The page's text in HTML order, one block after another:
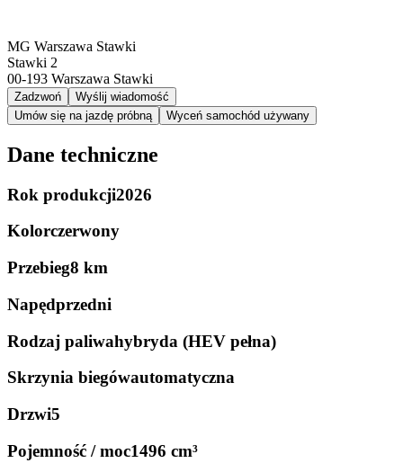
MG Warszawa Stawki
Stawki 2
00-193 Warszawa Stawki
Zadzwoń
Wyślij wiadomość
Umów się na jazdę próbną
Wyceń samochód używany
Dane techniczne
Rok produkcji2026
Kolorczerwony
Przebieg8 km
Napędprzedni
Rodzaj paliwahybryda (HEV pełna)
Skrzynia biegówautomatyczna
Drzwi5
Pojemność / moc1496 cm³